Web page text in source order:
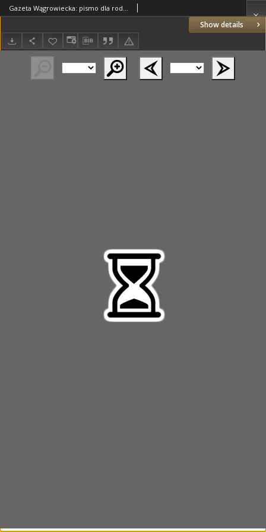
Show details
Gazeta Wągrowiecka: pismo dla rodzin polskich 1923.09.29 R.3 Nr78